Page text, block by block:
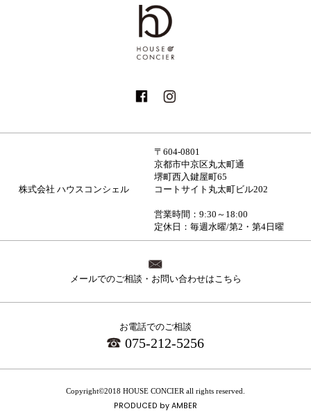
株式会社 ハウスコンシェル
〒604-0801
京都市中京区丸太町通
堺町西入鍵屋町65
コートサイト丸太町ビル202
営業時間：9:30～18:00
定休日：毎週水曜/第2・第4日曜
メールでのご相談・お問い合わせはこちら
お電話でのご相談
075-212-5256
Copyright©2018 HOUSE CONCIER all rights reserved.
PRODUCED by AMBER